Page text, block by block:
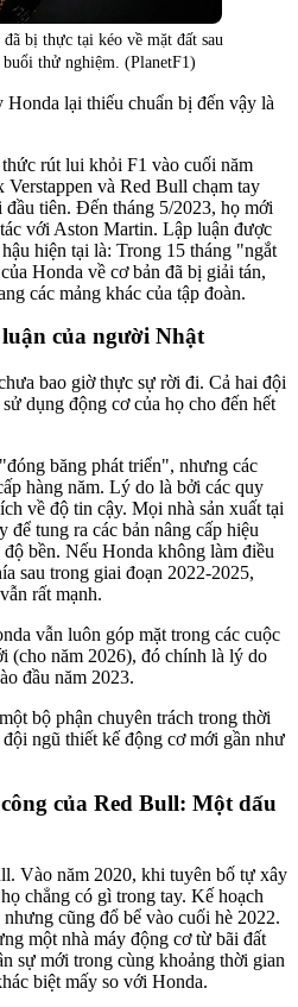
bị thực tại kéo về mặt đất sau
thử nghiệm. (PlanetF1)
Honda lại thiếu chuẩn bị đến vậy là
rút lui khỏi F1 vào cuối năm
và Red Bull chạm tay
tiên. Đến tháng 5/2023, họ mới
với Aston Martin. Lập luận được
hiện tại là: Trong 15 tháng "ngắt
Honda về cơ bản đã bị giải tán,
các mảng khác của tập đoàn.
của người Nhật
bao giờ thực sự rời đi. Cả hai đội
dụng động cơ của họ cho đến hết
băng phát triển", nhưng các
hàng năm. Lý do là bởi các quy
về độ tin cậy. Mọi nhà sản xuất tại
tung ra các bản nâng cấp hiệu
bền. Nếu Honda không làm điều
sau trong giai đoạn 2022-2025,
rất mạnh.
vẫn luôn góp mặt trong các cuộc
(cho năm 2026), đó chính là lý do
đầu năm 2023.
bộ phận chuyên trách trong thời
ngũ thiết kế động cơ mới gần như
của Red Bull: Một dấu
Vào năm 2020, khi tuyên bố tự xây
chẳng có gì trong tay. Kế hoạch
cũng đổ bể vào cuối hè 2022.
một nhà máy động cơ từ bãi đất
sự mới trong cùng khoảng thời gian
biệt mấy so với Honda.